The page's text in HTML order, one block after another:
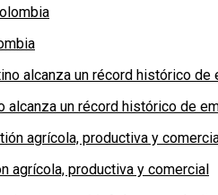
un récord histórico de
agrícola, productiva y comercial